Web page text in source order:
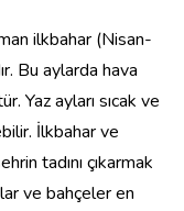
ilkbahar (Nisan-
Bu aylarda hava
Yaz ayları sıcak ve
İlkbahar ve
tadını çıkarmak
ve bahçeler en